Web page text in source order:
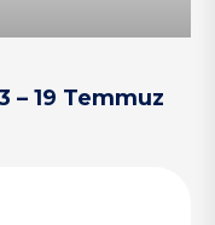
– 19 Temmuz